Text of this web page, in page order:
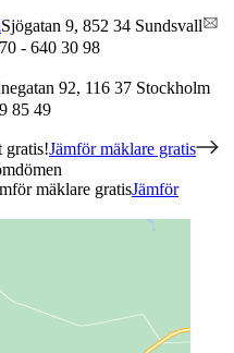
Sjögatan 9, 852 34 Sundsvall
- 640 30 98
92, 116 37 Stockholm
85 49
gratis!Jämför mäklare gratis
mäklare gratisJämför